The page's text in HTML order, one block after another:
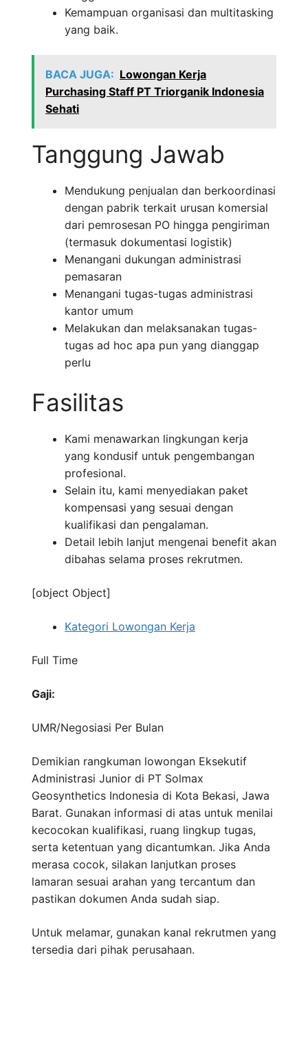
Kemampuan organisasi dan multitasking
yang baik.
BACA JUGA: Lowongan Kerja
Purchasing Staff PT Triorganik Indonesia
Sehati
Tanggung Jawab
Mendukung penjualan dan berkoordinasi
dengan pabrik terkait urusan komersial
dari pemrosesan PO hingga pengiriman
(termasuk dokumentasi logistik)
Menangani dukungan administrasi
pemasaran
Menangani tugas-tugas administrasi
kantor umum
Melakukan dan melaksanakan tugas-
tugas ad hoc apa pun yang dianggap
perlu
Fasilitas
Kami menawarkan lingkungan kerja
yang kondusif untuk pengembangan
profesional.
Selain itu, kami menyediakan paket
kompensasi yang sesuai dengan
kualifikasi dan pengalaman.
Detail lebih lanjut mengenai benefit akan
dibahas selama proses rekrutmen.
[object Object]
Kategori Lowongan Kerja
Full Time
Gaji:
UMR/Negosiasi Per Bulan
Demikian rangkuman lowongan Eksekutif
Administrasi Junior di PT Solmax
Geosynthetics Indonesia di Kota Bekasi, Jawa
Barat. Gunakan informasi di atas untuk menilai
kecocokan kualifikasi, ruang lingkup tugas,
serta ketentuan yang dicantumkan. Jika Anda
merasa cocok, silakan lanjutkan proses
lamaran sesuai arahan yang tercantum dan
pastikan dokumen Anda sudah siap.
Untuk melamar, gunakan kanal rekrutmen yang
tersedia dari pihak perusahaan.